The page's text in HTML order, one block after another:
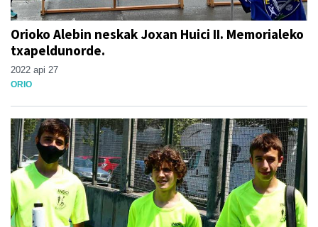
Orioko Alebin neskak Joxan Huici II. Memorialeko
txapeldunorde.
2022 api 27
ORIO